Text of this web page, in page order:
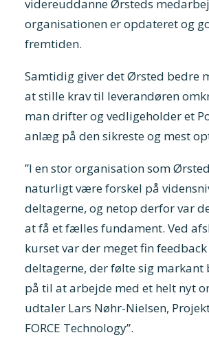
videreuddanne Ørsteds
organisationen er opdateret og
fremtiden.
Samtidig giver det Ørsted bedre
at stille krav til leverandøren
man drifter og vedligeholder et
anlæg på den sikreste og mest
”I en stor organisation som
naturligt være forskel på
deltagerne, og netop derfor var
at få et fælles fundament. Ved
kurset var der meget fin
deltagerne, der følte sig
på til at arbejde med et helt nyt
udtaler Lars Nøhr-Nielsen,
FORCE Technology”.